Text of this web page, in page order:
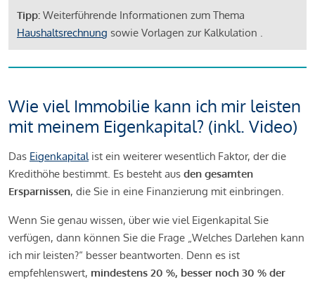
Tipp: Weiterführende Informationen zum Thema
Haushaltsrechnung sowie Vorlagen zur Kalkulation .
Wie viel Immobilie kann ich mir leisten
mit meinem Eigenkapital? (inkl. Video)
Das Eigenkapitalist ein weiterer wesentlich Faktor, der die
Kredithöhe bestimmt. Es besteht aus den gesamten
Ersparnissen, die Sie in eine Finanzierung mit einbringen.
Wenn Sie genau wissen, über wie viel Eigenkapital Sie
verfügen, dann können Sie die Frage „Welches Darlehen kann
ich mir leisten?“ besser beantworten. Denn es ist
empfehlenswert, mindestens 20 %, besser noch 30 % der